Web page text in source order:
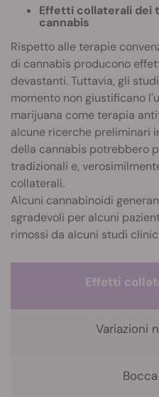
Effetti collaterali dei
cannabis
Rispetto alle terapie
di cannabis producono
devastanti. Tuttavia, gli
momento non giustificano
marijuana come terapia
alcune ricerche preliminari
della cannabis potrebbero
tradizionali e,
collaterali.
Alcuni cannabinoidi
sgradevoli per alcuni
rimossi da alcuni studi
Effetti
Variazioni